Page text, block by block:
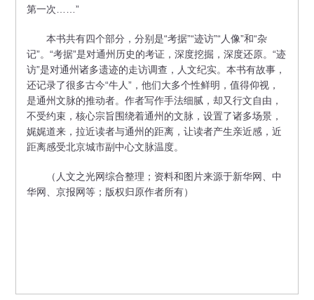
第一次……”
本书共有四个部分，分别是“考据”“迹访”“人像”和“杂
记”。“考据”是对通州历史的考证，深度挖掘，深度还原。“迹
访”是对通州诸多遗迹的走访调查，人文纪实。本书有故事，
还记录了很多古今“牛人”，他们大多个性鲜明，值得仰视，
是通州文脉的推动者。作者写作手法细腻，却又行文自由，
不受约束，核心宗旨围绕着通州的文脉，设置了诸多场景，
娓娓道来，拉近读者与通州的距离，让读者产生亲近感，近
距离感受北京城市副中心文脉温度。
（人文之光网综合整理；资料和图片来源于新华网、中
华网、京报网等；版权归原作者所有）